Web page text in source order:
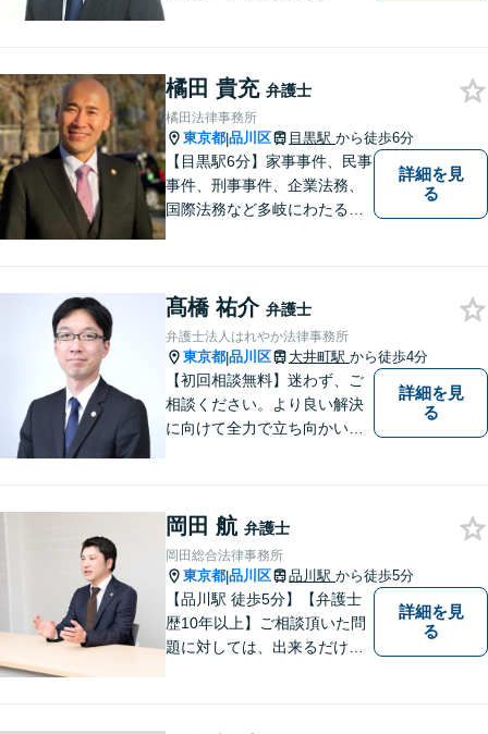
橘田 貴充 弁護士
橘田法律事務所
東京都|品川区 目黒駅 から徒歩6分
【目黒駅6分】家事事件、民事
事件、刑事事件、企業法務、
国際法務など多岐にわたる法
す。ぜひお気軽にご相談くだ
さい！【当日相談可】
詳細を見
る
髙橋 祐介 弁護士
弁護士法人はれやか法律事務所
東京都|品川区 大井町駅 から徒歩4分
【初回相談無料】迷わず、ご
相談ください。より良い解決
に向けて全力で立ち向かいま
詳細を見
る
岡田 航 弁護士
岡田総合法律事務所
東京都|品川区 品川駅 から徒歩5分
【品川駅 徒歩5分】【弁護士
歴10年以上】ご相談頂いた問
題に対しては、出来るだけ多
詳細を見
る